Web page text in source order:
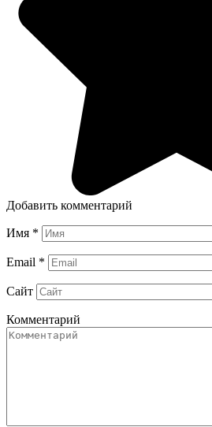
Добавить комментарий
Имя *
Email *
Сайт
Комментарий